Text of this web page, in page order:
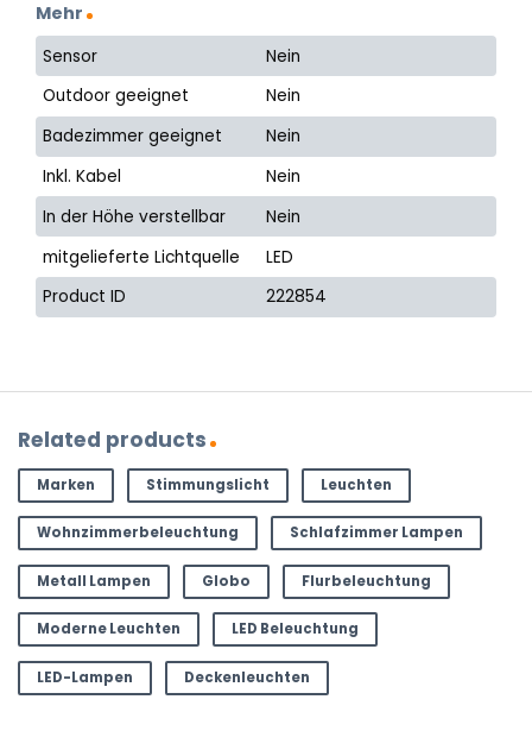
Mehr
Sensor
Nein
Outdoor geeignet
Nein
Badezimmer geeignet
Nein
Inkl. Kabel
Nein
In der Höhe verstellbar
Nein
mitgelieferte Lichtquelle
LED
Product ID
222854
Related products
Marken Stimmungslicht Leuchten
Wohnzimmerbeleuchtung Schlafzimmer Lampen
Metall Lampen Globo Flurbeleuchtung
Moderne Leuchten LED Beleuchtung
LED-Lampen Deckenleuchten